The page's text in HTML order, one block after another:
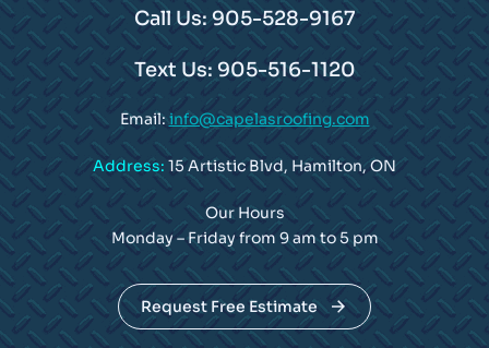
Call Us: 905-528-9167
Text Us: 905-516-1120
Email: info@capelasroofing.com
Address: 15 Artistic Blvd, Hamilton, ON
Our Hours
Monday – Friday from 9 am to 5 pm
Request Free Estimate